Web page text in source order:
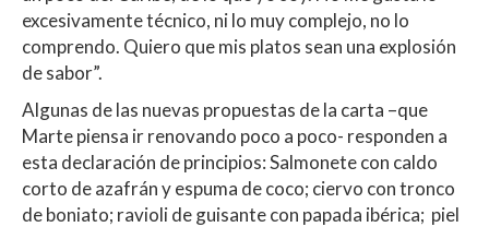
excesivamente técnico, ni lo muy complejo, no lo
comprendo. Quiero que mis platos sean una explosión
de sabor”.
Algunas de las nuevas propuestas de la carta –que
Marte piensa ir renovando poco a poco- responden a
esta declaración de principios: Salmonete con caldo
corto de azafrán y espuma de coco; ciervo con tronco
de boniato; ravioli de guisante con papada ibérica; piel